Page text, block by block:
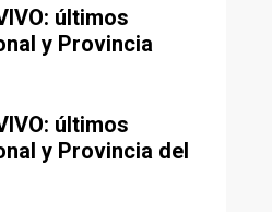
últimos
y Provincia
últimos
y Provincia del